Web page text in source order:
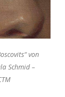
von
Schmid –